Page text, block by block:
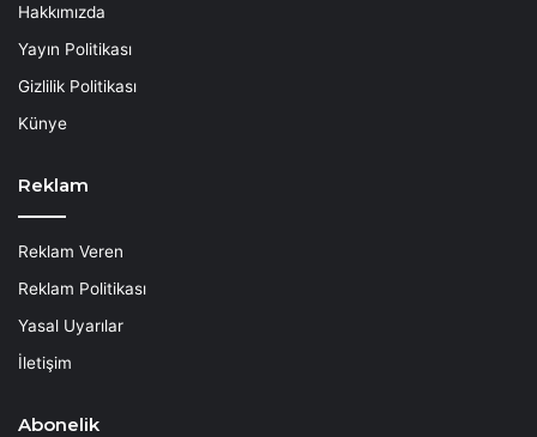
Hakkımızda
Yayın Politikası
Gizlilik Politikası
Künye
Reklam
Reklam Veren
Reklam Politikası
Yasal Uyarılar
İletişim
Abonelik